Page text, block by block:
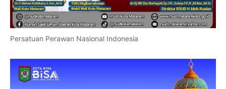
Persatuan Perawan Nasional Indonesia